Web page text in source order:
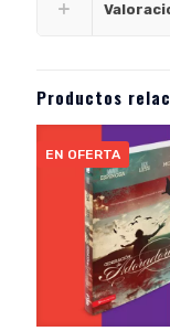
Productos
EN OFERTA